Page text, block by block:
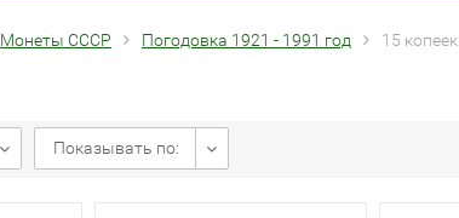
Монеты СССР Погодовка 1921 - 1991 год 15 копеек
Показывать по: